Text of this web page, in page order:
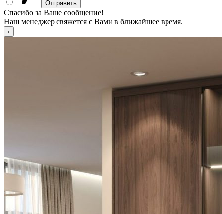
Спасибо за Ваше сообщение!
Наш менеджер свяжется с Вами в ближайшее время.